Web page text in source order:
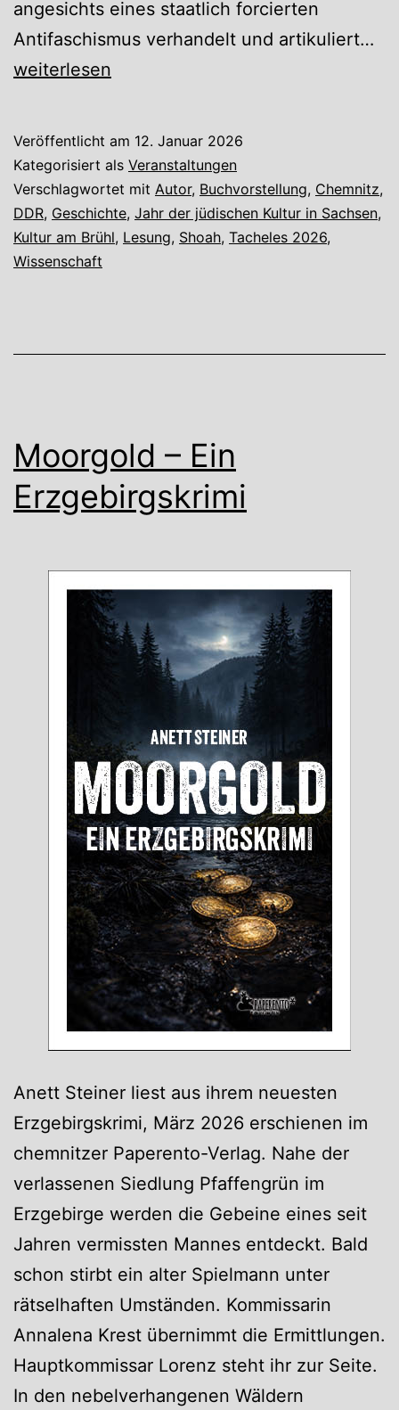
angesichts eines staatlich forcierten
Antifaschismus verhandelt und artikuliert…
–
weiterlesen
Veröffentlicht am 12. Januar 2026
Kategorisiert als Veranstaltungen
Verschlagwortet mit Autor, Buchvorstellung, Chemnitz,
DDR, Geschichte, Jahr der jüdischen Kultur in Sachsen,
Kultur am Brühl, Lesung, Shoah, Tacheles 2026,
Wissenschaft
Moorgold – Ein
Erzgebirgskrimi
Anett Steiner liest aus ihrem neuesten
Erzgebirgskrimi, März 2026 erschienen im
chemnitzer Paperento-Verlag. Nahe der
verlassenen Siedlung Pfaffengrün im
Erzgebirge werden die Gebeine eines seit
Jahren vermissten Mannes entdeckt. Bald
schon stirbt ein alter Spielmann unter
rätselhaften Umständen. Kommissarin
Annalena Krest übernimmt die Ermittlungen.
Hauptkommissar Lorenz steht ihr zur Seite.
In den nebelverhangenen Wäldern